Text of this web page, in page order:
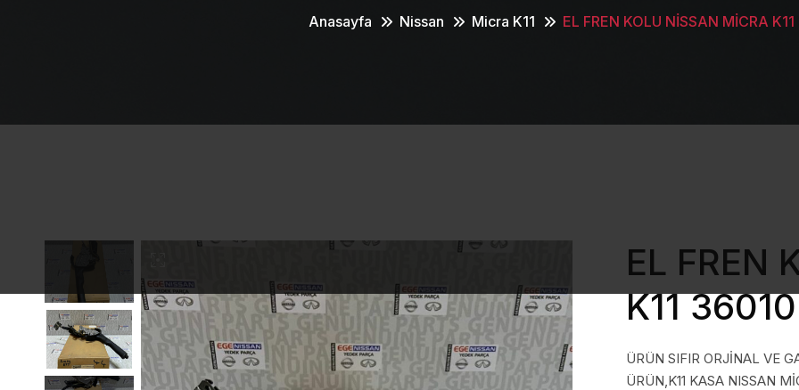
Anasayfa Nissan Micra K11 EL FREN KOLU NİSSAN MİCRA
EL FREN
K11
ÜRÜN SIFIR ORJİNAL VE
ÜRÜN,K11 KASA NISSAN